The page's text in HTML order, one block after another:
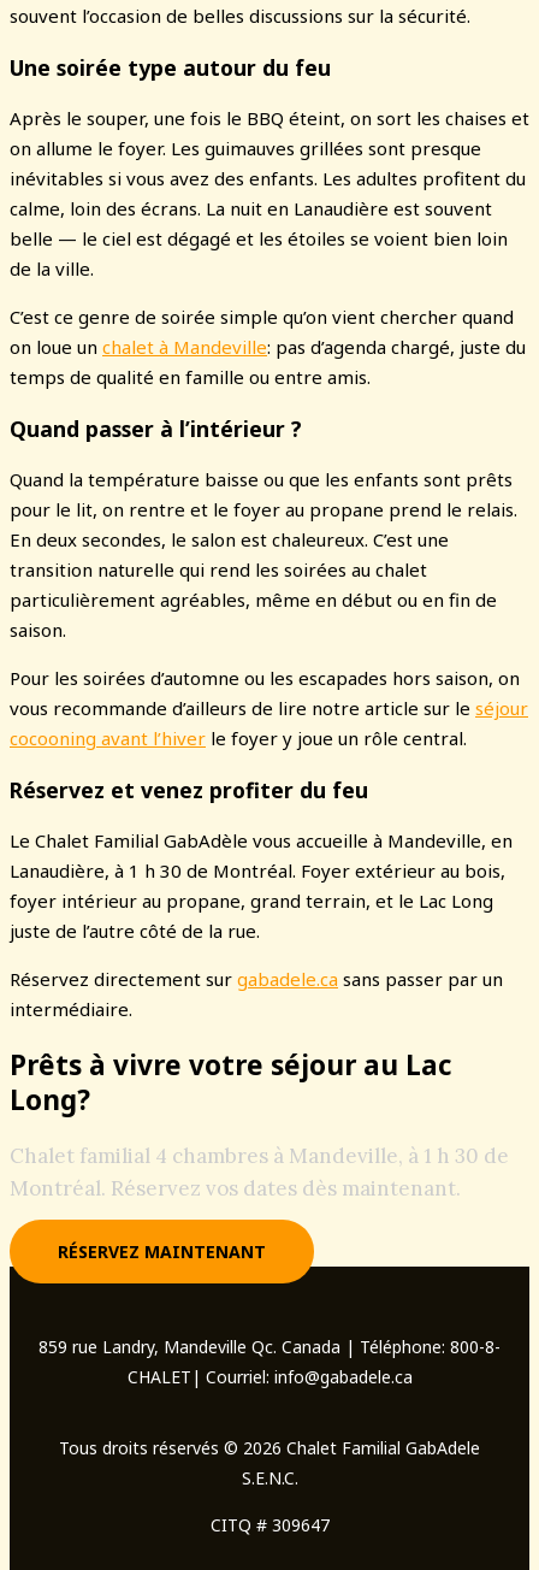
souvent l’occasion de belles discussions sur la sécurité.
Une soirée type autour du feu
Après le souper, une fois le BBQ éteint, on sort les chaises et
on allume le foyer. Les guimauves grillées sont presque
inévitables si vous avez des enfants. Les adultes profitent du
calme, loin des écrans. La nuit en Lanaudière est souvent
belle — le ciel est dégagé et les étoiles se voient bien loin
de la ville.
C’est ce genre de soirée simple qu’on vient chercher quand
on loue un chalet à Mandeville: pas d’agenda chargé, juste du
temps de qualité en famille ou entre amis.
Quand passer à l’intérieur ?
Quand la température baisse ou que les enfants sont prêts
pour le lit, on rentre et le foyer au propane prend le relais.
En deux secondes, le salon est chaleureux. C’est une
transition naturelle qui rend les soirées au chalet
particulièrement agréables, même en début ou en fin de
saison.
Pour les soirées d’automne ou les escapades hors saison, on
vous recommande d’ailleurs de lire notre article sur le séjour
cocooning avant l’hiver le foyer y joue un rôle central.
Réservez et venez profiter du feu
Le Chalet Familial GabAdèle vous accueille à Mandeville, en
Lanaudière, à 1 h 30 de Montréal. Foyer extérieur au bois,
foyer intérieur au propane, grand terrain, et le Lac Long
juste de l’autre côté de la rue.
Réservez directement sur gabadele.ca sans passer par un
intermédiaire.
Prêts à vivre votre séjour au Lac
Long?
Chalet familial 4 chambres à Mandeville, à 1 h 30 de
Montréal. Réservez vos dates dès maintenant.
RÉSERVEZ MAINTENANT
859 rue Landry, Mandeville Qc. Canada | Téléphone: 800-8-
CHALET| Courriel: info@gabadele.ca
Tous droits réservés © 2026 Chalet Familial GabAdele
S.E.N.C.
CITQ # 309647